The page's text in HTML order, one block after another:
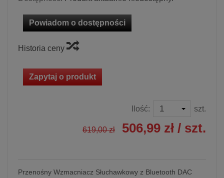
Powiadom o dostępności
Historia ceny
Zapytaj o produkt
Ilość: szt.
619,00 zł 506,99 zł / szt.
Przenośny Wzmacniacz Słuchawkowy z Bluetooth DAC